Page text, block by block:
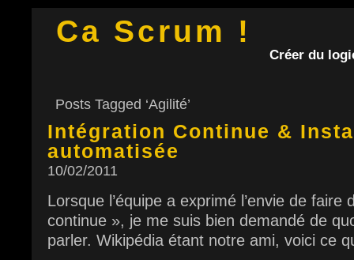
Ca Scrum !
Créer du
Posts Tagged ‘Agilité’
Intégration Continue &
automatisée
10/02/2011
Lorsque l’équipe a exprimé l’envie de faire
continue », je me suis bien demandé de
parler. Wikipédia étant notre ami, voici ce